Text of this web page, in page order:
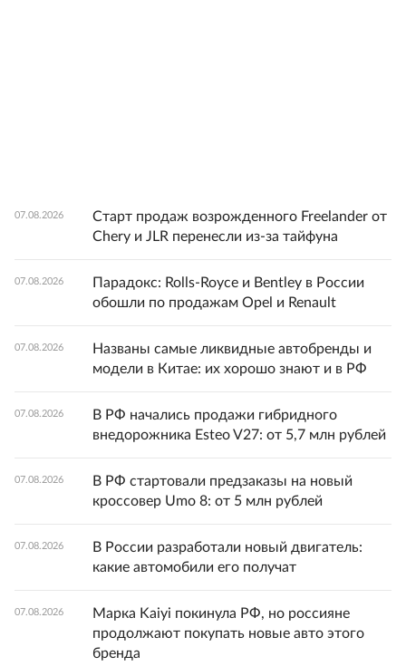
07.08.2026
Старт продаж возрожденного Freelander от
Chery и JLR перенесли из-за тайфуна
07.08.2026
Парадокс: Rolls-Royce и Bentley в России
обошли по продажам Opel и Renault
07.08.2026
Названы самые ликвидные автобренды и
модели в Китае: их хорошо знают и в РФ
07.08.2026
В РФ начались продажи гибридного
внедорожника Esteo V27: от 5,7 млн рублей
07.08.2026
В РФ стартовали предзаказы на новый
кроссовер Umo 8: от 5 млн рублей
07.08.2026
В России разработали новый двигатель:
какие автомобили его получат
07.08.2026
Марка Kaiyi покинула РФ, но россияне
продолжают покупать новые авто этого
бренда